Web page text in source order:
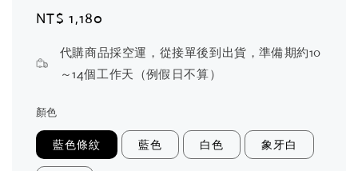
Regular
NT$ 1,180
代購商品採空運，從接單後到出貨，準備期約10
～14個工作天（例假日不算）
顏色
藍色條紋 藍色 白色 象牙白